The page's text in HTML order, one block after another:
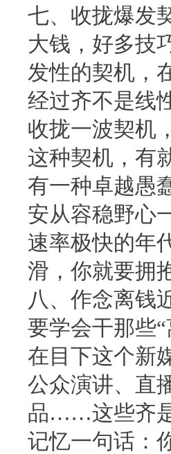
七、收拢爆发
大钱，好多技
发性的契机，
经过齐不是线
收拢一波契机
这种契机，有
有一种卓越愚
安从容稳野心
速率极快的年
滑，你就要拥
八、作念离钱
要学会干那些“
在目下这个新
公众演讲、直
品……这些齐是
记忆一句话：